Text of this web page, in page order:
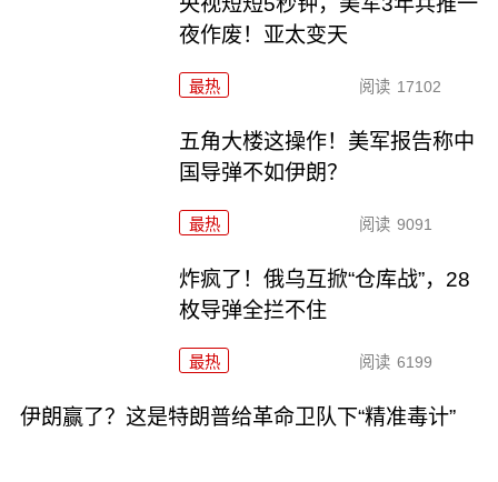
夜作废！亚太变天
最热 阅读 17102
五角大楼这操作！美军报告称中
国导弹不如伊朗？
最热 阅读 9091
炸疯了！俄乌互掀“仓库战”，28
枚导弹全拦不住
最热 阅读 6199
伊朗赢了？这是特朗普给革命卫队下“精准毒计”